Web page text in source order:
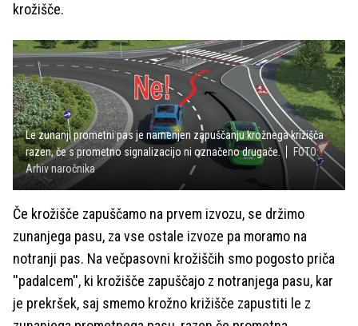
krožišče.
Le zunanji prometni pas je namenjen zapuščanju krožnega križišča
razen, če s prometno signalizacijo ni označeno drugače.
FOTO:
Arhiv naročnika
Če krožišče zapuščamo na prvem izvozu, se držimo
zunanjega pasu, za vse ostale izvoze pa moramo na
notranji pas. Na večpasovni krožiščih smo pogosto priča
''padalcem'', ki krožišče zapuščajo z notranjega pasu, kar
je prekršek, saj smemo krožno križišče zapustiti le z